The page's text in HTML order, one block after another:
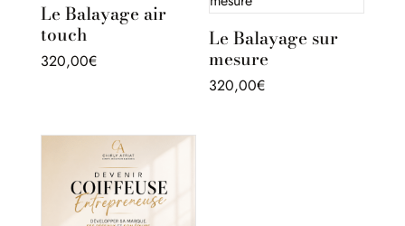
Le Balayage air
touch
320,00€
Le Balayage sur
mesure
320,00€